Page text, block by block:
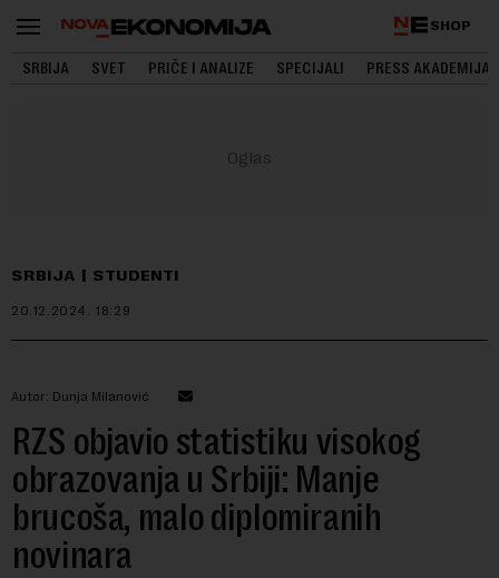
SHOP
SRBIJA SVET PRIČE I ANALIZE SPECIJALI PRESS AKADEMIJA
SRBIJA STUDENTI
20.12.2024. 18:29
Autor: Dunja Milanović
RZS objavio statistiku visokog
obrazovanja u Srbiji: Manje
brucoša, malo diplomiranih
novinara